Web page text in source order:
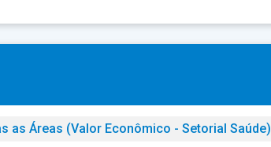
as Áreas (Valor Econômico - Setorial Saúde)